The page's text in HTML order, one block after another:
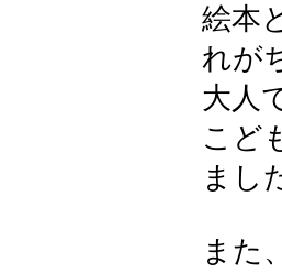
絵本
れが
大人
こど
まし
また